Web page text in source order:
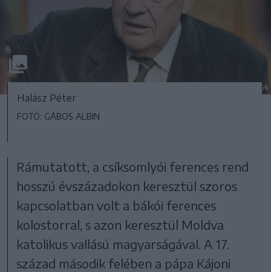
Halász Péter
FOTÓ: GÁBOS ALBIN
Rámutatott, a csíksomlyói ferences rend
hosszú évszázadokon keresztül szoros
kapcsolatban volt a bákói ferences
kolostorral, s azon keresztül Moldva
katolikus vallású magyarságával. A 17.
század második felében a pápa Kájoni